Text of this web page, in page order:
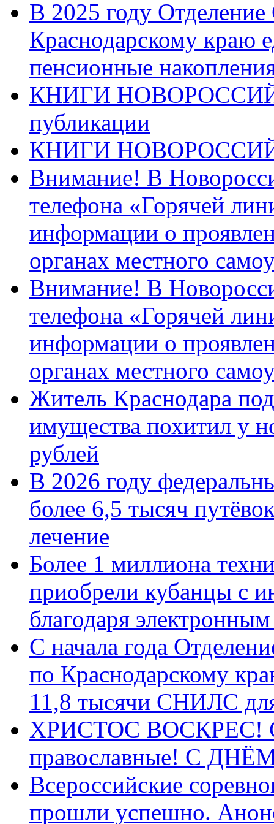
В 2025 году
Краснодарскому краю
пенсионные
КНИГИ
публикации
КНИГИ
Внимание! В
телефона «Горячей
информации о
органах местного
Внимание! В
телефона «Горячей
информации о
органах местного
Житель Краснодара
имущества похитил у
рублей
В 2026 году
более 6,5 тысяч
лечение
Более 1 миллиона
приобрели кубанцы с
благодаря
С начала года
по Краснодарскому
11,8 тысячи СНИЛС
ХРИСТОС ВОСКРЕС! С
православные! C
Всероссийские
прошли успешно.